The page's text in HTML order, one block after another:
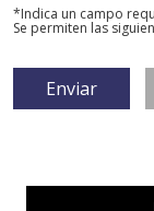
*Indica un campo
Se permiten las